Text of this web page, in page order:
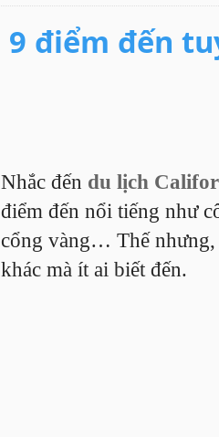
9 điểm đến
Nhắc đến du lịch
điểm đến nổi tiếng như
cổng vàng… Thế nhưng,
khác mà ít ai biết đến.